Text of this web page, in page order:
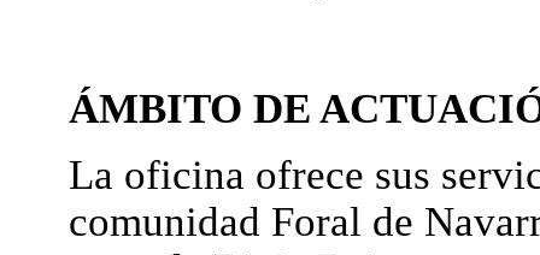
ÁMBITO DE
La oficina ofrece sus
comunidad Foral de